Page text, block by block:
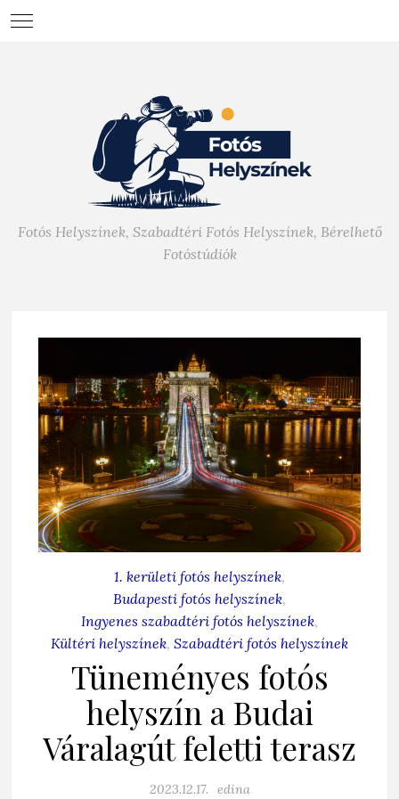
Fotós Helyszínek, Szabadtéri Fotós Helyszínek, Bérelhető
Fotóstúdiók
1. kerületi fotós helyszínek,
Budapesti fotós helyszínek,
Ingyenes szabadtéri fotós helyszínek,
Kültéri helyszínek, Szabadtéri fotós helyszínek
Tüneményes fotós
helyszín a Budai
Váralagút feletti terasz
2023.12.17. edina